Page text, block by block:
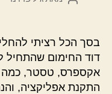
בסך הכל רציתי
דוד החימום שהתחיל
אקספרס, טסטר,
התקנת אפליקציה,